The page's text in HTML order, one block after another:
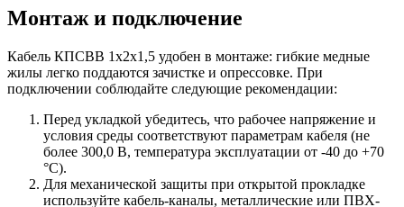
Монтаж и подключение
Кабель КПСВВ 1х2х1,5 удобен в монтаже: гибкие медные
жилы легко поддаются зачистке и опрессовке. При
подключении соблюдайте следующие рекомендации:
Перед укладкой убедитесь, что рабочее напряжение и
условия среды соответствуют параметрам кабеля (не
более 300,0 В, температура эксплуатации от -40 до +70
°C).
Для механической защиты при открытой прокладке
используйте кабель-каналы, металлические или ПВХ-